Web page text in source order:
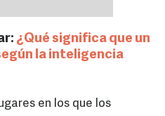
¿Qué significa que un
la inteligencia
en los que los